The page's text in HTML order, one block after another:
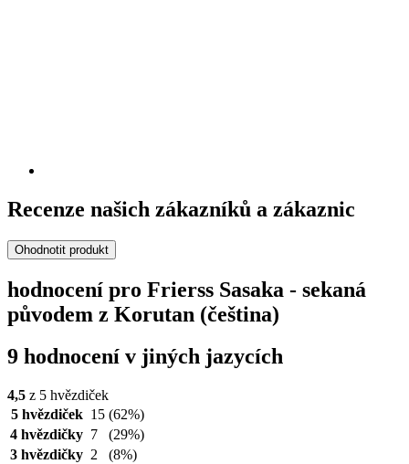
Recenze našich zákazníků a zákaznic
Ohodnotit produkt
hodnocení pro Frierss Sasaka - sekaná
původem z Korutan (čeština)
9 hodnocení v jiných jazycích
4,5 z 5 hvězdiček
5 hvězdiček 15 (62%)
4 hvězdičky 7
(29%)
3 hvězdičky 2
(8%)